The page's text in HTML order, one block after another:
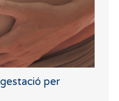
per